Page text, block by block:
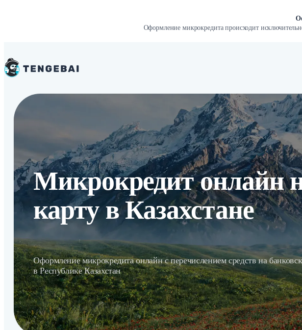
Оформление микрокредита происходит
Микрокредит онлайн
карту в Казахстане
Оформление микрокредита онлайн с перечислением средств на
в Республике Казахстан